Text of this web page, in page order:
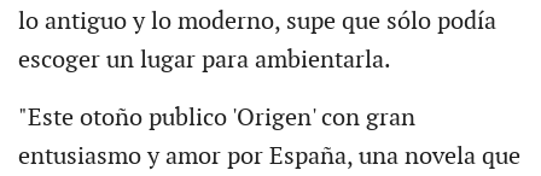
lo antiguo y lo moderno, supe que sólo podía
escoger un lugar para ambientarla.
"Este otoño publico 'Origen' con gran
entusiasmo y amor por España, una novela que